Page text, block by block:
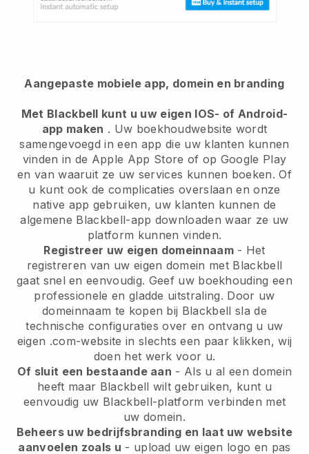
Aangepaste mobiele app, domein en branding
Met Blackbell kunt u uw eigen IOS- of Android-
app maken . Uw boekhoudwebsite wordt
samengevoegd in een app die uw klanten kunnen
vinden in de Apple App Store of op Google Play
en van waaruit ze uw services kunnen boeken. Of
u kunt ook de complicaties overslaan en onze
native app gebruiken, uw klanten kunnen de
algemene Blackbell-app downloaden waar ze uw
platform kunnen vinden.
Registreer uw eigen domeinnaam- Het
registreren van uw eigen domein met Blackbell
gaat snel en eenvoudig. Geef uw boekhouding een
professionele en gladde uitstraling. Door uw
domeinnaam te kopen bij Blackbell sla de
technische configuraties over en ontvang u uw
eigen .com-website in slechts een paar klikken, wij
doen het werk voor u.
Of sluit een bestaande aan - Als u al een domein
heeft maar Blackbell wilt gebruiken, kunt u
eenvoudig uw Blackbell-platform verbinden met
uw domein.
Beheers uw bedrijfsbranding en laat uw website
aanvoelen zoals u - upload uw eigen logo en pas